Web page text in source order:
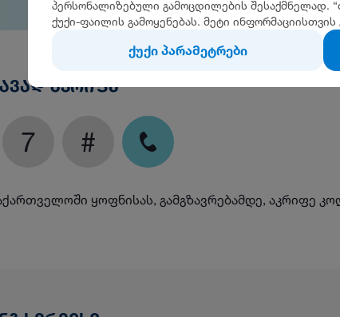
ᲐᲙᲠᲘᲤᲔ
7 #
ყოფნისას, გამგზავრებამდე, აკრიფე
პერსონალიზებული გამოცდილების შესაქმნელად.
ქუქი-ფაილის გამოყენებას. მეტი ინფორმაციისთვის
ქუქი პარამეტრები